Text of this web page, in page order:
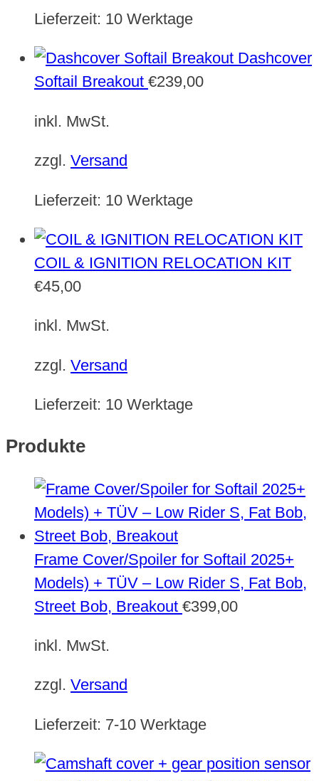
Lieferzeit: 10 Werktage
Dashcover
Softail Breakout €239,00
inkl. MwSt.
zzgl. Versand
Lieferzeit: 10 Werktage
COIL & IGNITION RELOCATION KIT
€45,00
inkl. MwSt.
zzgl. Versand
Lieferzeit: 10 Werktage
Produkte
Frame Cover/Spoiler for Softail 2025+
Models) + TÜV – Low Rider S, Fat Bob,
Street Bob, Breakout €399,00
inkl. MwSt.
zzgl. Versand
Lieferzeit: 7-10 Werktage